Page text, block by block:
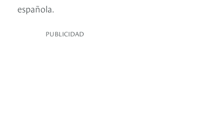
española.
PUBLICIDAD